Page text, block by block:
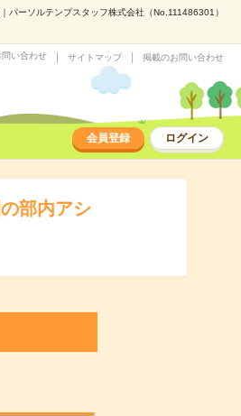
パーソルテンプスタッフ株式会社（No.111486301）
い合わせ サイトマップ 掲載のお問い合わせ
会員登録 ログイン
部内アシ